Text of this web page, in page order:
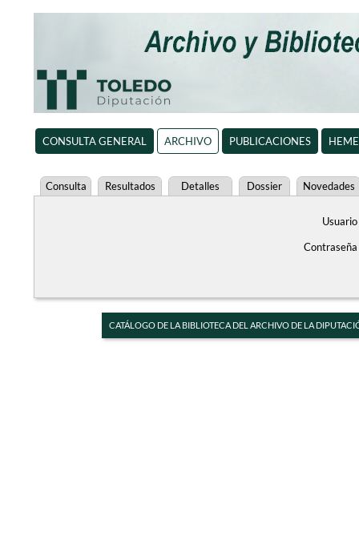
CONSULTA GENERAL ARCHIVO PUBLICACIONES
Consulta Resultados Detalles Dossier Novedades
Usuario
Contraseña
CATÁLOGO DE LA BIBLIOTECA DEL ARCHIVO DE LA